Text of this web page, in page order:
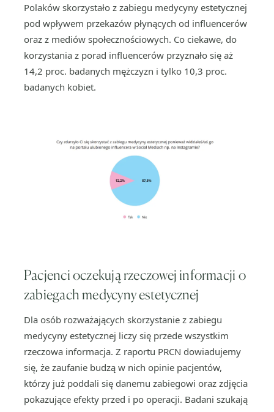
Polaków skorzystało z zabiegu medycyny estetycznej
pod wpływem przekazów płynących od influencerów
oraz z mediów społecznościowych. Co ciekawe, do
korzystania z porad influencerów przyznało się aż
14,2 proc. badanych mężczyzn i tylko 10,3 proc.
badanych kobiet.
Pacjenci oczekują rzeczowej informacji o
zabiegach medycyny estetycznej
Dla osób rozważających skorzystanie z zabiegu
medycyny estetycznej liczy się przede wszystkim
rzeczowa informacja. Z raportu PRCN dowiadujemy
się, że zaufanie budzą w nich opinie pacjentów,
którzy już poddali się danemu zabiegowi oraz zdjęcia
pokazujące efekty przed i po operacji. Badani szukają